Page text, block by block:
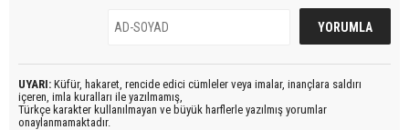
UYARI: Küfür, hakaret, rencide edici cümleler veya imalar, inançlara saldırı
içeren, imla kuralları ile yazılmamış,
Türkçe karakter kullanılmayan ve büyük harflerle yazılmış yorumlar
onaylanmamaktadır.